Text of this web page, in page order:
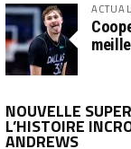
NOUVELLE
L’HISTOIRE
ANDREWS